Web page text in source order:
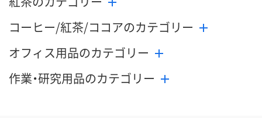
コーヒー/紅茶/ココアのカテゴリー
オフィス用品のカテゴリー
作業・研究用品のカテゴリー